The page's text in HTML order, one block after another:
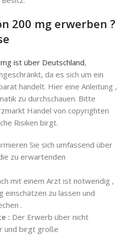
200 mg erwerben ?
ist über Deutschland,
da es sich um ein
handelt. Hier eine Anleitung ,
zu durchschauen. Bitte
Handel von copyrighten
Risiken birgt.
Sie sich umfassend über
zu erwartenden
mit einem Arzt ist notwendig ,
einschätzen zu lassen und
.
: Der Erwerb über nicht
und birgt große